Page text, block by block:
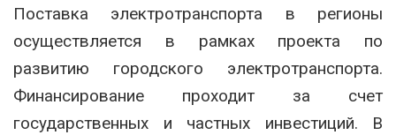
Поставка электротранспорта в регионы
осуществляется в рамках проекта по
развитию городского электротранспорта.
Финансирование проходит за счет
государственных и частных инвестиций. В